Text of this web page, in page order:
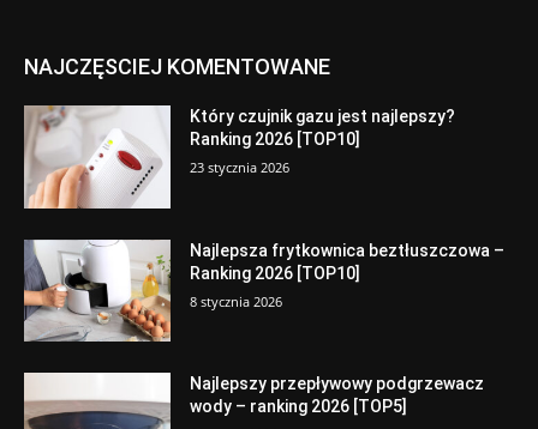
NAJCZĘSCIEJ KOMENTOWANE
Który czujnik gazu jest najlepszy?
Ranking 2026 [TOP10]
23 stycznia 2026
Najlepsza frytkownica beztłuszczowa –
Ranking 2026 [TOP10]
8 stycznia 2026
Najlepszy przepływowy podgrzewacz
wody – ranking 2026 [TOP5]